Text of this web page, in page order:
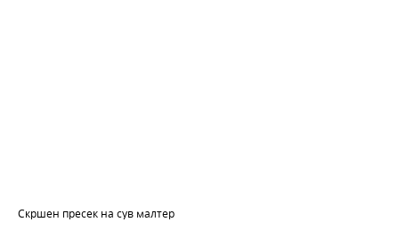
Скршен пресек на сув малтер